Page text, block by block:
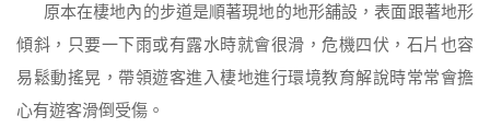
原本在棲地內的步道是順著現地的地形舖設，表面跟著地形
傾斜，只要一下雨或有露水時就會很滑，危機四伏，石片也容
易鬆動搖晃，帶領遊客進入棲地進行環境教育解說時常常會擔
心有遊客滑倒受傷。